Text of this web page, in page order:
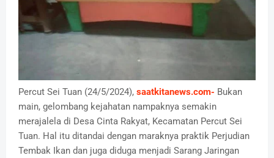
Percut Sei Tuan (24/5/2024), saatkitanews.com- Bukan
main, gelombang kejahatan nampaknya semakin
merajalela di Desa Cinta Rakyat, Kecamatan Percut Sei
Tuan. Hal itu ditandai dengan maraknya praktik Perjudian
Tembak Ikan dan juga diduga menjadi Sarang Jaringan